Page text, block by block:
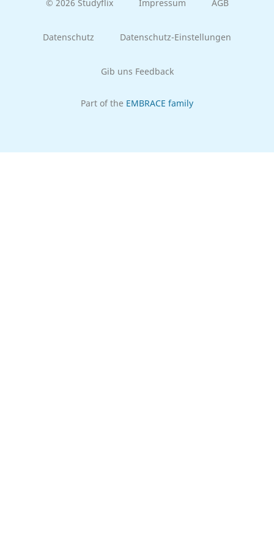
© 2026 Studyflix Impressum AGB
Datenschutz Datenschutz-Einstellungen
Gib uns Feedback
Part of the EMBRACE family